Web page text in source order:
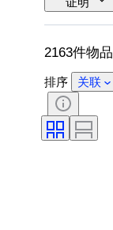
2163件物品
排序 关联